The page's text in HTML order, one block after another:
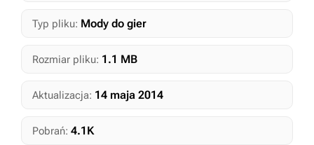
Typ pliku: Mody do gier
Rozmiar pliku: 1.1 MB
Aktualizacja: 14 maja 2014
Pobrań: 4.1K